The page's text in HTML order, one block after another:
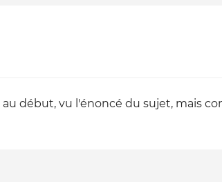
début, vu l'énoncé du sujet, mais